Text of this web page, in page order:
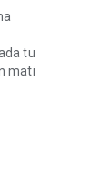
tu
mati